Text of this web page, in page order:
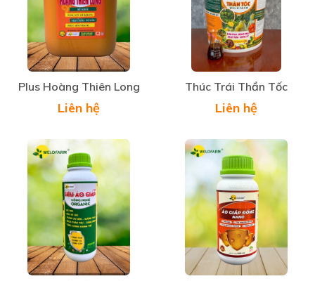
Plus Hoàng Thiên Long
Liên hệ
Thúc Trái Thần Tốc
Liên hệ